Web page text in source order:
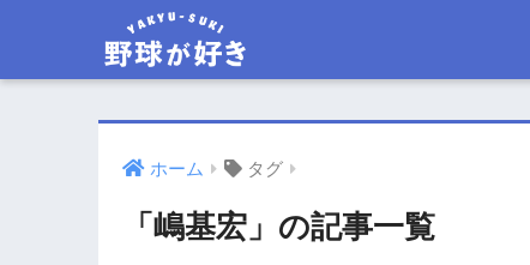
ホーム タグ
「嶋基宏」の記事一覧